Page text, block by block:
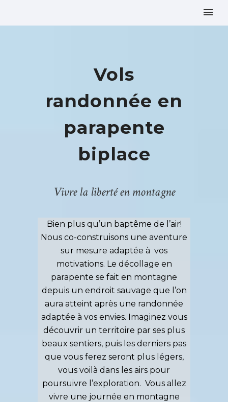
Vols
randonnée en
parapente
biplace
Vivre la liberté en montagne
Bien plus qu’un baptême de l’air!
Nous co-construisons une aventure
sur mesure adaptée à vos
motivations. Le décollage en
parapente se fait en montagne
depuis un endroit sauvage que l’on
aura atteint après une randonnée
adaptée à vos envies. Imaginez vous
découvrir un territoire par ses plus
beaux sentiers, puis les derniers pas
que vous ferez seront plus légers,
vous voilà dans les airs pour
poursuivre l’exploration. Vous allez
vivre une journée en montagne